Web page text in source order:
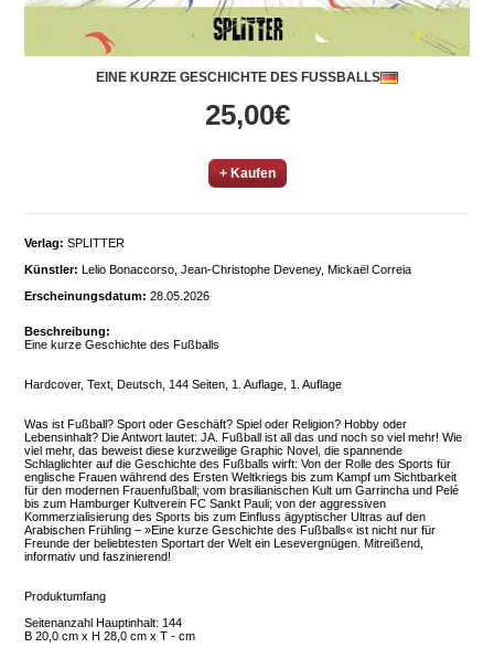
EINE KURZE GESCHICHTE DES FUSSBALLS
25,00€
+ Kaufen
Verlag: SPLITTER
Künstler: Lelio Bonaccorso, Jean-Christophe Deveney, Mickaël Correia
Erscheinungsdatum: 28.05.2026
Beschreibung:
Eine kurze Geschichte des Fußballs
Hardcover, Text, Deutsch, 144 Seiten, 1. Auflage, 1. Auflage
Was ist Fußball? Sport oder Geschäft? Spiel oder Religion? Hobby oder
Lebensinhalt? Die Antwort lautet: JA. Fußball ist all das und noch so viel mehr! Wie
viel mehr, das beweist diese kurzweilige Graphic Novel, die spannende
Schlaglichter auf die Geschichte des Fußballs wirft: Von der Rolle des Sports für
englische Frauen während des Ersten Weltkriegs bis zum Kampf um Sichtbarkeit
für den modernen Frauenfußball; vom brasilianischen Kult um Garrincha und Pelé
bis zum Hamburger Kultverein FC Sankt Pauli; von der aggressiven
Kommerzialisierung des Sports bis zum Einfluss ägyptischer Ultras auf den
Arabischen Frühling – »Eine kurze Geschichte des Fußballs« ist nicht nur für
Freunde der beliebtesten Sportart der Welt ein Lesevergnügen. Mitreißend,
informativ und faszinierend!
Produktumfang
Seitenanzahl Hauptinhalt: 144
B 20,0 cm x H 28,0 cm x T - cm